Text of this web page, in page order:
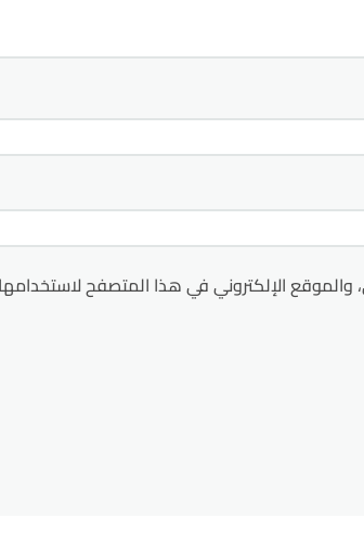
والموقع الإلكتروني في هذا المتصفح